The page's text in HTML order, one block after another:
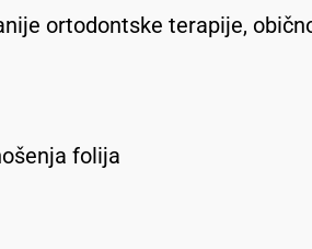
ortodontske terapije,
folija